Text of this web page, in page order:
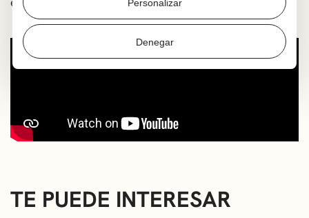
Personalizar
Denegar
TE PUEDE INTERESAR